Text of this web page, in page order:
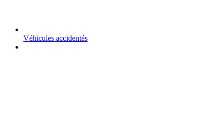
Véhicules accidentés